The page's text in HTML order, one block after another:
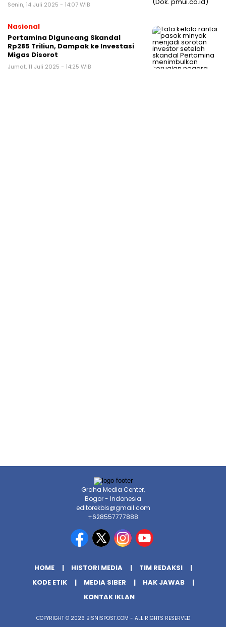
Senin, 14 Juli 2025 - 14:07 WIB
Nasional
Pertamina Diguncang Skandal
Rp285 Triliun, Dampak ke Investasi
Migas Disorot
Jumat, 11 Juli 2025 - 14:25 WIB
Graha Media Center,
Bogor - Indonesia
editorekbis@gmail.com
+628557777888
HOME HISTORI MEDIA
TIM REDAKSI
KODE ETIK
MEDIA SIBER
HAK JAWAB
KONTAK IKLAN
COPYRIGHT © 2026 BISNISPOST.COM - ALL RIGHTS RESERVED